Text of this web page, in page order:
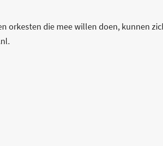
orkesten die mee willen doen, kunnen